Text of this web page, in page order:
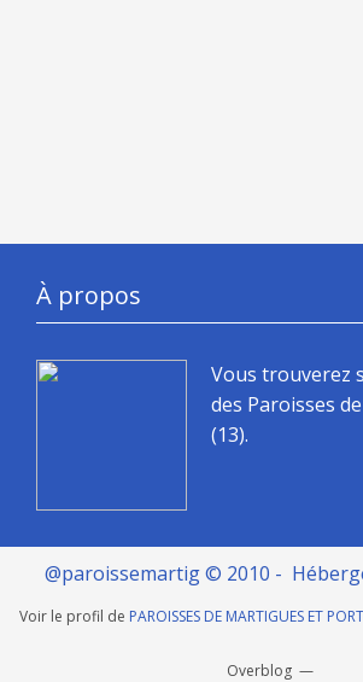
À propos
Vous trouverez
des Paroisses
(13).
@paroissemartig © 2010 -
Voir le profil de PAROISSES DE MARTIGUES ET
Overblog